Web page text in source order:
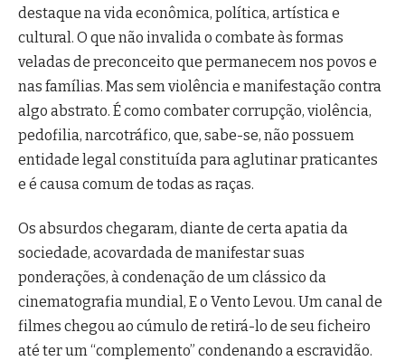
destaque na vida econômica, política, artística e
cultural. O que não invalida o combate às formas
veladas de preconceito que permanecem nos povos e
nas famílias. Mas sem violência e manifestação contra
algo abstrato. É como combater corrupção, violência,
pedofilia, narcotráfico, que, sabe-se, não possuem
entidade legal constituída para aglutinar praticantes
e é causa comum de todas as raças.
Os absurdos chegaram, diante de certa apatia da
sociedade, acovardada de manifestar suas
ponderações, à condenação de um clássico da
cinematografia mundial, E o Vento Levou. Um canal de
filmes chegou ao cúmulo de retirá-lo de seu ficheiro
até ter um “complemento” condenando a escravidão.